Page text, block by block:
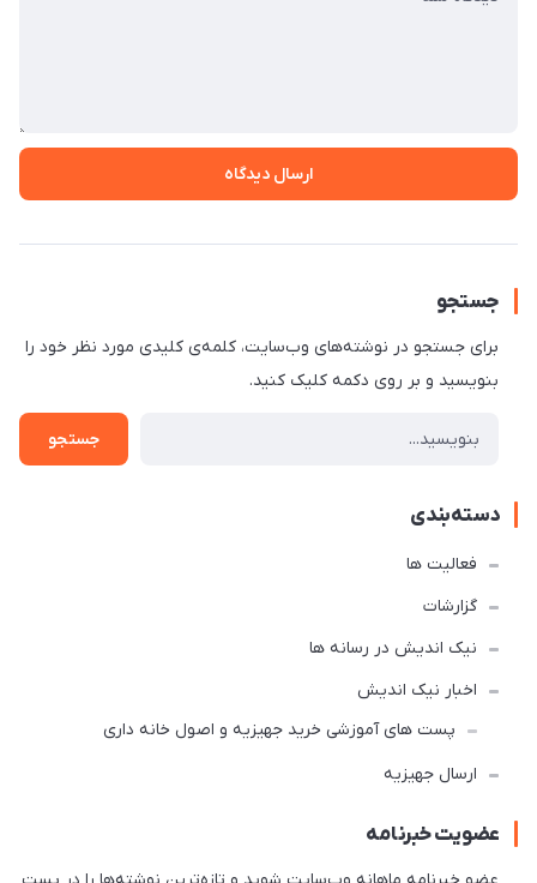
ارسال دیدگاه
جستجو
برای جستجو در نوشته‌های وب‌سایت، کلمه‌ی کلیدی مورد نظر خود را
بنویسید و بر روی دکمه کلیک کنید.
جستجو
دسته‌بندی
فعالیت ها
گزارشات
نیک اندیش در رسانه ها
اخبار نیک اندیش
پست های آموزشی خرید جهیزیه و اصول خانه داری
ارسال جهیزیه
عضویت خبرنامه